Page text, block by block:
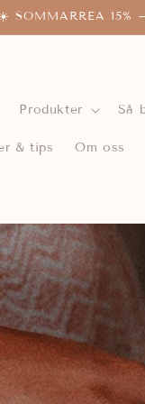
SOMMARREA 15%
Produkter Så
& tips Om oss